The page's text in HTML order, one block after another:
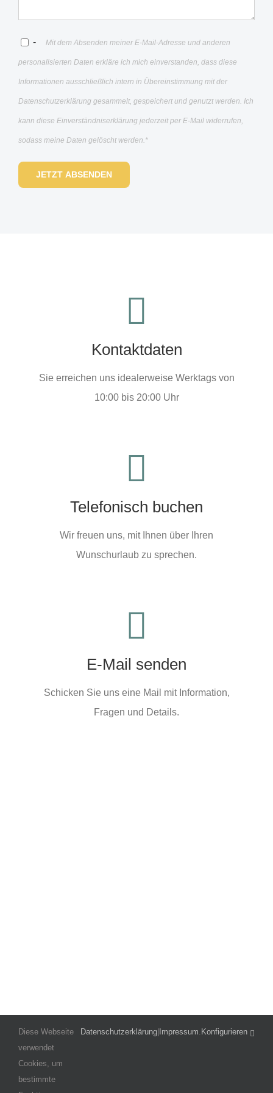
- Mit dem Absenden meiner E-Mail-Adresse und anderen
personalisierten Daten erkläre ich mich einverstanden, dass diese
Informationen ausschließlich intern in Übereinstimmung mit der
Datenschutzerklärung gesammelt, gespeichert und genutzt werden. Ich
kann diese Einverständniserklärung jederzeit per E-Mail widerrufen,
sodass meine Daten gelöscht werden.*
Kontaktdaten
Sie erreichen uns idealerweise Werktags von
10:00 bis 20:00 Uhr
Kontaktdaten
Telefonisch buchen
Wir freuen uns, mit Ihnen über Ihren
Wunschurlaub zu sprechen.
RUFEN SIE HEUTE AN!!
E-Mail senden
Schicken Sie uns eine Mail mit Information,
Fragen und Details.
Wir sind für Sie da!
Diese Webseite
verwendet
Cookies, um
bestimmte
Datenschutzerklärung Impressum. Konfigurieren